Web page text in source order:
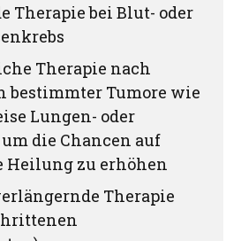
Therapie bei Blut- oder
Therapie nach
bestimmter Tumore wie
Lungen- oder
die Chancen auf
zu erhöhen
Therapie